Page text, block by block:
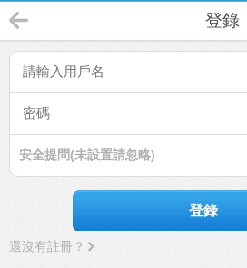
登錄
安全提問(未設置請忽略)
登錄
還沒有註冊？